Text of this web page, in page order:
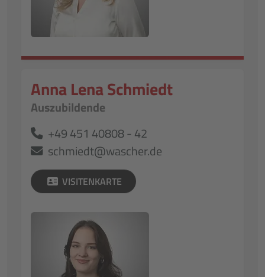
Anna Lena Schmiedt
Auszubildende
+49 451 40808 - 42
schmiedt@wascher.de
VISITENKARTE